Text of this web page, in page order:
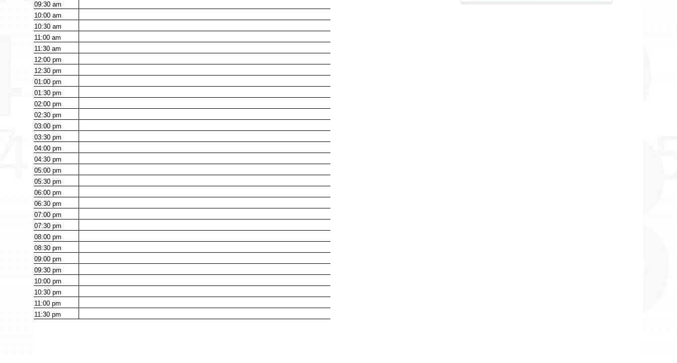
09:30am
10:00am
10:30am
11:00am
11:30am
12:00pm
12:30pm
01:00pm
01:30pm
02:00pm
02:30pm
03:00pm
03:30pm
04:00pm
04:30pm
05:00pm
05:30pm
06:00pm
06:30pm
07:00pm
07:30pm
08:00pm
08:30pm
09:00pm
09:30pm
10:00pm
10:30pm
11:00pm
11:30pm